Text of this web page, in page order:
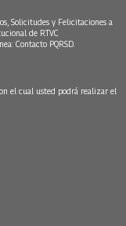
Solicitudes y Felicitaciones a
de RTVC
Contacto PQRSD.
el cual usted podrá realizar el